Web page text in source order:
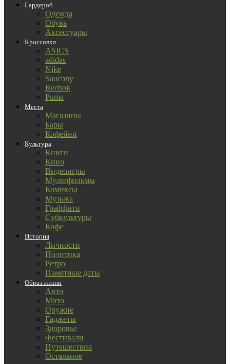
Гардероб
Одежда
Обувь
Аксессуары
Кроссовки
ASICS
adidas
Nike
Saucony
Reebok
Puma
Места
Магазины
Бары
Кофейни
Культура
Книги
Кино
Видеоигры
Мультфильмы
Комиксы
Музыка
Граффити
Субкультуры
Кофе
История
Личности
Политика
Ретро
Памятные даты
Образ жизни
Авто
Мото
Оружие
Гаджеты
Здоровье
Фестивали
Путешествия
Остальное